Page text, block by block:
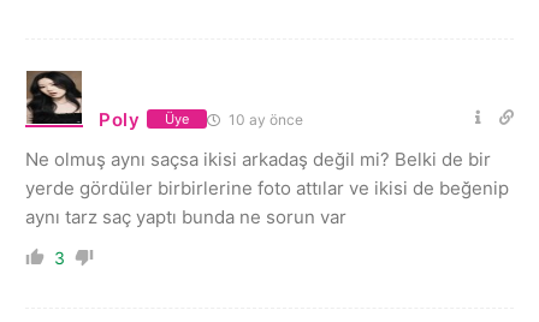
Poly Üye 10 ay önce
Ne olmuş aynı saçsa ikisi arkadaş değil mi? Belki de bir
yerde gördüler birbirlerine foto attılar ve ikisi de beğenip
aynı tarz saç yaptı bunda ne sorun var
3